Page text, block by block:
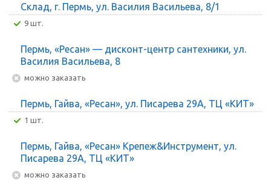
Склад, г. Пермь, ул. Василия Васильева, 8/1
9 шт.
Пермь, «Ресан» — дисконт-центр сантехники, ул.
Василия Васильева, 8
Можно заказать
Пермь, Гайва, «Ресан», ул. Писарева 29А, ТЦ «КИТ»
1 шт.
Пермь, Гайва, «Ресан» Крепеж&Инструмент, ул.
Писарева 29А, ТЦ «КИТ»
Можно заказать